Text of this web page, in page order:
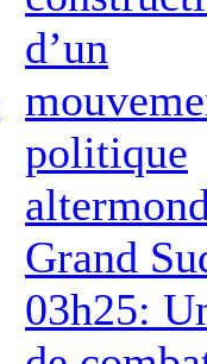
d’un
politique
Grand
03h25: